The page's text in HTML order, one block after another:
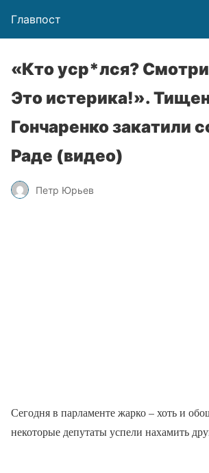
Главпост
«Кто уср*лся?
Это истерика!».
Гончаренко закатили
Раде (видео)
Петр Юрьев
Сегодня в парламенте жарко – хоть и
некоторые депутаты успели нахамить